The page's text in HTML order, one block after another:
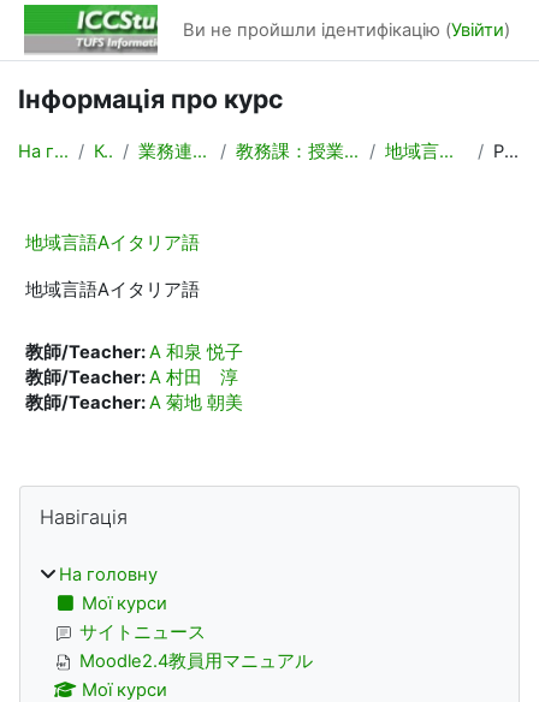
Перейти до головного вмісту
Ви не пройшли ідентифікацію (Увійти)
Інформація про курс
На головну Курси 業務連絡/Backyard 教務課：授業計画，時間割作成 地域言語Aイタリア語 Резюме
地域言語Aイタリア語
地域言語Aイタリア語
教師/Teacher:A 和泉 悦子
教師/Teacher:A 村田 淳
教師/Teacher:A 菊地 朝美
Блоки
Навігація
На головну
Мої курси
サイトニュース
Moodle2.4教員用マニュアル
Мої курси